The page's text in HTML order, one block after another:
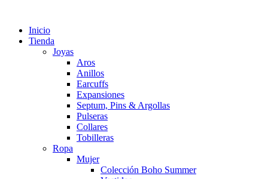
Inicio
Tienda
Joyas
Aros
Anillos
Earcuffs
Expansiones
Septum, Pins & Argollas
Pulseras
Collares
Tobilleras
Ropa
Mujer
Colección Boho Summer